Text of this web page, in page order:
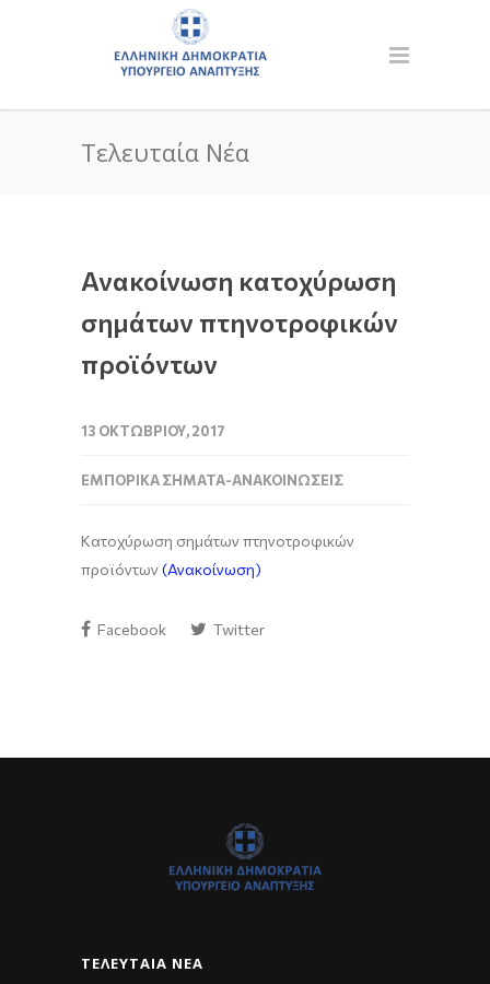
Τελευταία Νέα
Ανακοίνωση κατοχύρωση
σημάτων πτηνοτροφικών
προϊόντων
13 ΟΚΤΩΒΡΊΟΥ, 2017
ΕΜΠΟΡΙΚΆ ΣΉΜΑΤΑ-ΑΝΑΚΟΙΝΏΣΕΙΣ
Κατοχύρωση σημάτων πτηνοτροφικών
προϊόντων (Ανακοίνωση)
Facebook Twitter
ΤΕΛΕΥΤΑΊΑ ΝΈΑ